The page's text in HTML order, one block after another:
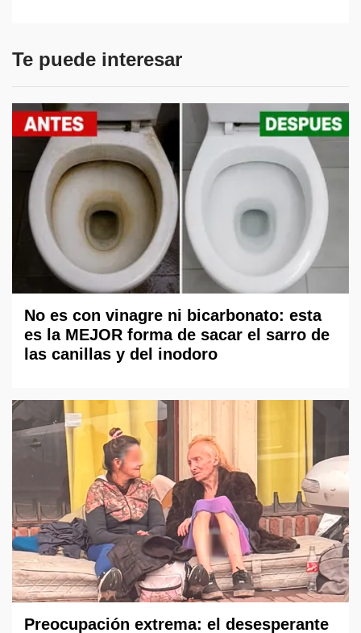
Te puede interesar
No es con vinagre ni bicarbonato: esta
es la MEJOR forma de sacar el sarro de
las canillas y del inodoro
Preocupación extrema: el desesperante